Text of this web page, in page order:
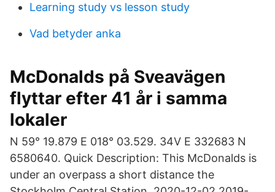
Learning study vs lesson study
Vad betyder anka
McDonalds på Sveavägen
flyttar efter 41 år i samma
lokaler
N 59° 19.879 E 018° 03.529. 34V E 332683 N
6580640. Quick Description: This McDonalds is
under an overpass a short distance the